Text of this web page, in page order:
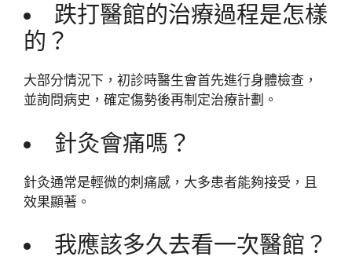
跌打醫館的治療過程是怎樣
的？
大部分情況下，初診時醫生會首先進行身體檢查，
並詢問病史，確定傷勢後再制定治療計劃。
針灸會痛嗎？
針灸通常是輕微的刺痛感，大多患者能夠接受，且
效果顯著。
我應該多久去看一次醫館？